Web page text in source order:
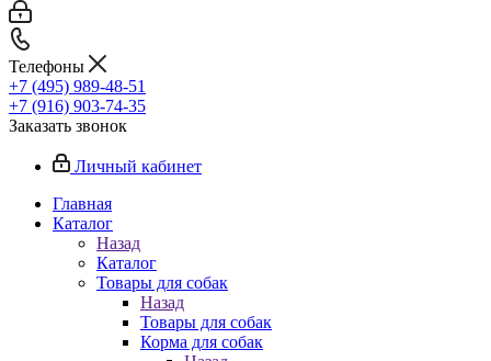
Телефоны
+7 (495) 989-48-51
+7 (916) 903-74-35
Заказать звонок
Личный кабинет
Главная
Каталог
Назад
Каталог
Товары для собак
Назад
Товары для собак
Корма для собак